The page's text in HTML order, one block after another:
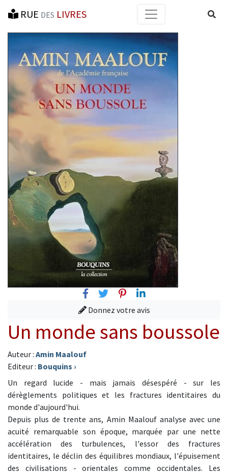
RUE DES LIVRES
FacebookTwitterPinterest
Linkedin
Donnez votre avis
Un monde sans boussole
Auteur : Amin Maalouf
Editeur : Bouquins ›
Un regard lucide - mais jamais désespéré - sur les
dérèglements politiques et les fractures identitaires du
monde d'aujourd'hui.
Depuis plus de trente ans, Amin Maalouf analyse avec une
acuité remarquable son époque, marquée par une nette
accélération des turbulences, l'essor des fractures
identitaires, le déclin des équilibres mondiaux, l'épuisement
des civilisations - orientales comme occidentales. Les